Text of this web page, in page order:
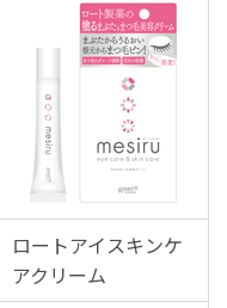
ロートアイスキンケ
アクリーム